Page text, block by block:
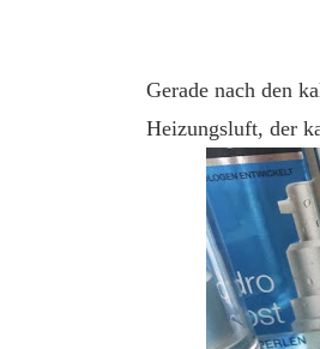
Gerade nach den
Heizungsluft, der